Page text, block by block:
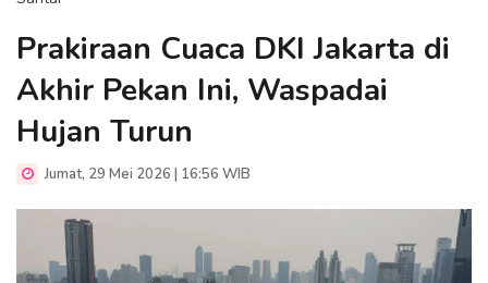
Prakiraan Cuaca DKI Jakarta di
Akhir Pekan Ini, Waspadai
Hujan Turun
Jumat, 29 Mei 2026 | 16:56 WIB